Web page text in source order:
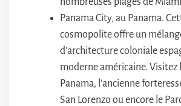
Panama City, au Panama.
cosmopolite offre un
d’architecture coloniale
moderne américaine. Visitez
Panama, l’ancienne
San Lorenzo ou encore le